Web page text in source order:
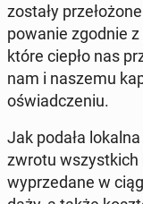
zostały
po­wa­nie zgodnie
które ciepło nas
nam i naszemu
oświad­cze­niu.
Jak podała
zwrotu wszyst­kich
wy­prze­da­ne w